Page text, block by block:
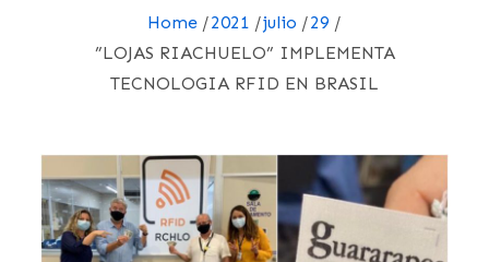
Home 2021 julio
29
”LOJAS RIACHUELO” IMPLEMENTA
TECNOLOGIA RFID EN BRASIL